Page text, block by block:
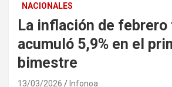
NACIONALES
La inflación de febrero
acumuló 5,9% en el
bimestre
13/03/2026 Infonoa